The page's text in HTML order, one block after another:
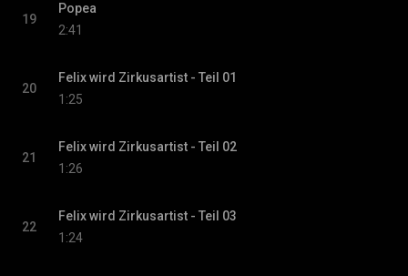
19
Popea
2:41
20
Felix wird Zirkusartist - Teil 01
1:25
21
Felix wird Zirkusartist - Teil 02
1:26
22
Felix wird Zirkusartist - Teil 03
1:24